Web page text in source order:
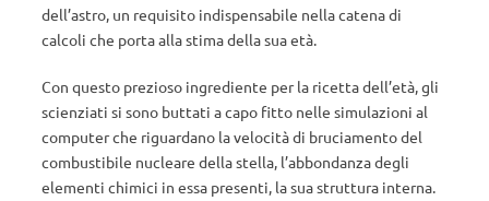
dell’astro, un requisito indispensabile nella catena di
calcoli che porta alla stima della sua età.
Con questo prezioso ingrediente per la ricetta dell’età, gli
scienziati si sono buttati a capo fitto nelle simulazioni al
computer che riguardano la velocità di bruciamento del
combustibile nucleare della stella, l’abbondanza degli
elementi chimici in essa presenti, la sua struttura interna.